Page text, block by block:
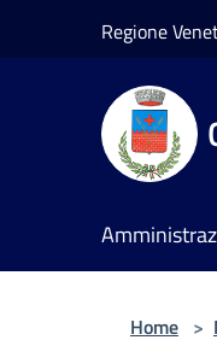
Regione
Home >